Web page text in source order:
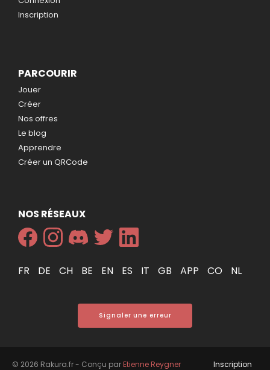
Inscription
PARCOURIR
Jouer
Créer
Nos offres
Le blog
Apprendre
Créer un QRCode
NOS RÉSEAUX
FR DE CH BE EN ES IT GB APP CO NL
Signaler une erreur
© 2026 Rakura.fr - Conçu parEtienne Reygner Inscription